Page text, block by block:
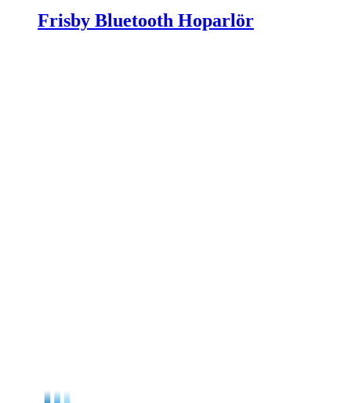
Frisby Bluetooth Hoparlör